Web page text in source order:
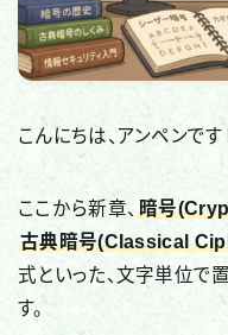
デバイス・ネットワ
IoT・スマートデバ
ブラウザ・Web
アプリ・プラット
CTF（技術学習）
こんにちは、アンペンです
ここから新章、暗号
古典暗号(Classical
式といった、文字単位で
す。